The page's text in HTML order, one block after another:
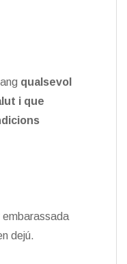
qualsevol
i que
embarassada
dejú.